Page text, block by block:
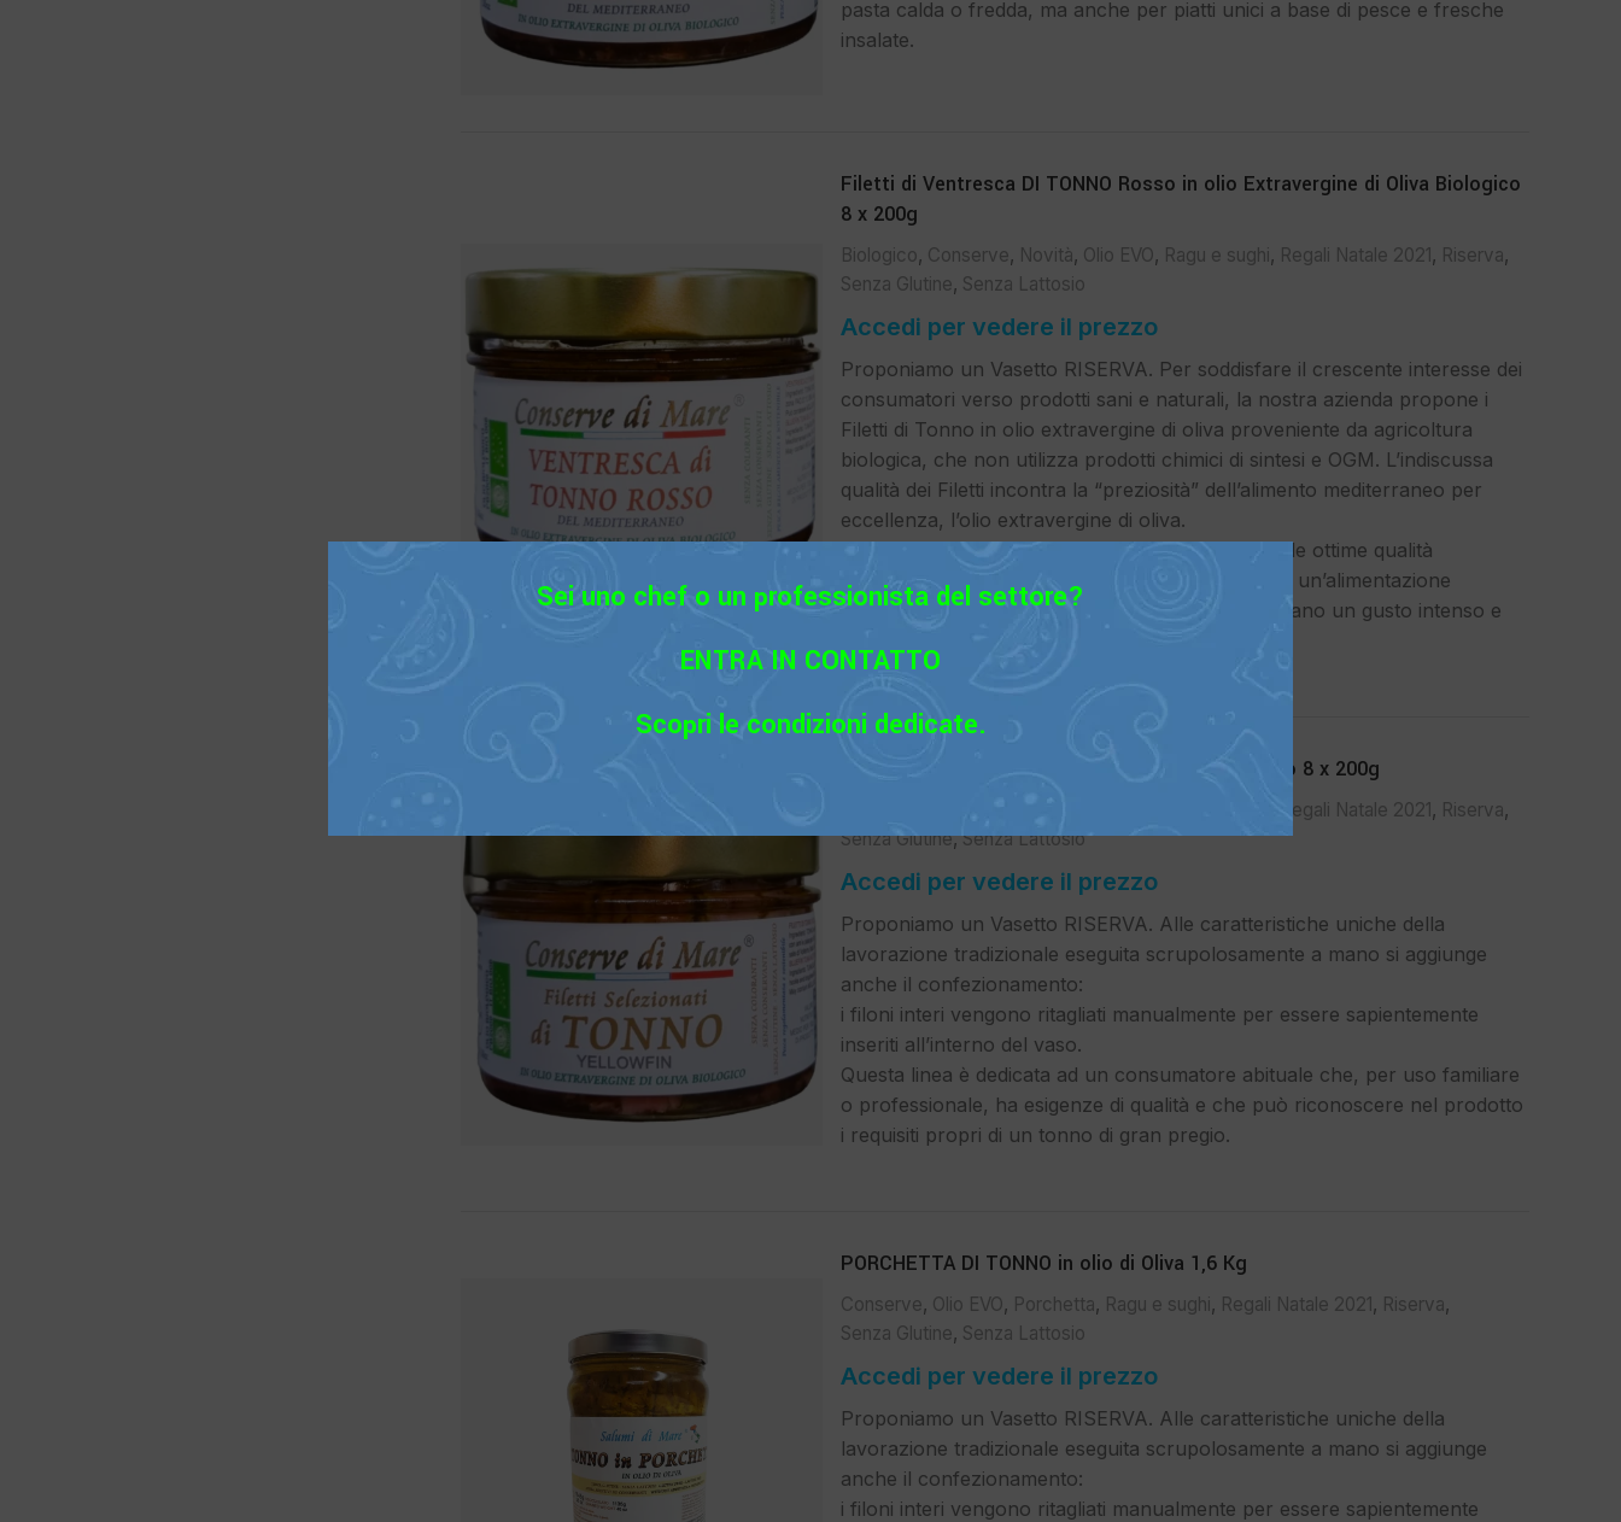
Sei uno chef o un professionista del settore?
ENTRA IN CONTATTO
Scopri le condizioni dedicate.
pasta calda o fredda, ma anche per piatti unici a base di pesce e fresche
insalate.
Filetti di Ventresca DI TONNO Rosso in olio Extravergine di Oliva Biologico
8 x 200g
Biologico, Conserve, Novità, Olio EVO, Ragu e sughi, Regali Natale 2021, Riserva,
Senza Glutine, Senza Lattosio
Accedi per vedere il prezzo
Proponiamo un Vasetto RISERVA. Per soddisfare il crescente interesse dei
consumatori verso prodotti sani e naturali, la nostra azienda propone i
Filetti di Tonno in olio extravergine di oliva proveniente da agricoltura
biologica, che non utilizza prodotti chimici di sintesi e OGM. L’indiscussa
qualità dei Filetti incontra la “preziosità” dell’alimento mediterraneo per
eccellenza, l’olio extravergine di oliva.
Ne deriva così un prodotto genuino, gustoso, dalle ottime qualità
nutrizionali, particolarmente adatto a chi predilige un’alimentazione
salutista, ai bambini o a quanti semplicemente amano un gusto intenso e
Filetti Selezionati DI TONNO in olio EVO Biologico 8 x 200g
Regali Natale 2021, Riserva,
Senza Glutine,Senza Lattosio
Accedi per vedere il prezzo
Proponiamo un Vasetto RISERVA. Alle caratteristiche uniche della
lavorazione tradizionale eseguita scrupolosamente a mano si aggiunge
anche il confezionamento:
i filoni interi vengono ritagliati manualmente per essere sapientemente
inseriti all’interno del vaso.
Questa linea è dedicata ad un consumatore abituale che, per uso familiare
o professionale, ha esigenze di qualità e che può riconoscere nel prodotto
i requisiti propri di un tonno di gran pregio.
PORCHETTA DI TONNO in olio di Oliva 1,6 Kg
Conserve, Olio EVO, Porchetta, Ragu e sughi, Regali Natale 2021, Riserva,
Senza Glutine, Senza Lattosio
Accedi per vedere il prezzo
Proponiamo un Vasetto RISERVA. Alle caratteristiche uniche della
lavorazione tradizionale eseguita scrupolosamente a mano si aggiunge
anche il confezionamento:
i filoni interi vengono ritagliati manualmente per essere sapientemente